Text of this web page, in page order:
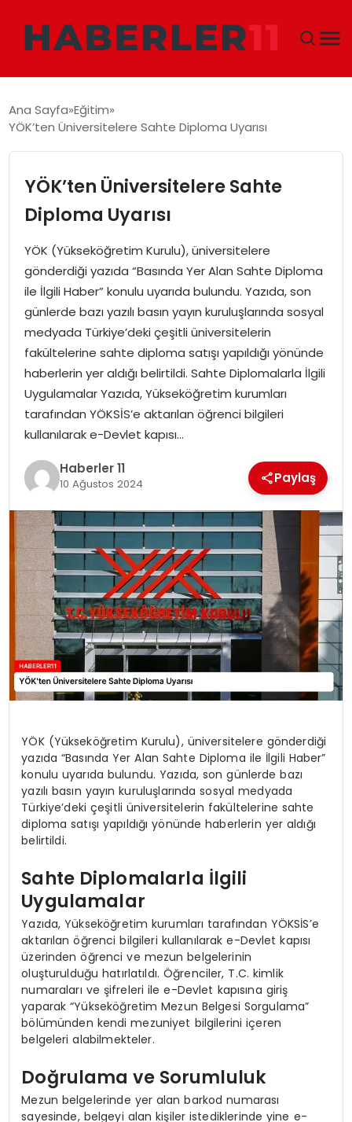
EKONOMI
SIYASET
TEKNOLOJI
EĞITIM
MAGAZIN
Ana Sayfa Eğitim
YÖK’ten Üniversitelere Sahte Diploma Uyarısı
YÖK’ten Üniversitelere Sahte
Diploma Uyarısı
YÖK (Yükseköğretim Kurulu), üniversitelere
gönderdiği yazıda “Basında Yer Alan Sahte Diploma
ile İlgili Haber” konulu uyarıda bulundu. Yazıda, son
günlerde bazı yazılı basın yayın kuruluşlarında sosyal
medyada Türkiye’deki çeşitli üniversitelerin
fakültelerine sahte diploma satışı yapıldığı yönünde
haberlerin yer aldığı belirtildi. Sahte Diplomalarla İlgili
Uygulamalar Yazıda, Yükseköğretim kurumları
tarafından YÖKSİS’e aktarılan öğrenci bilgileri
kullanılarak e-Devlet kapısı…
Haberler 11
10 Ağustos 2024 Paylaş
YÖK (Yükseköğretim Kurulu), üniversitelere gönderdiği
yazıda “Basında Yer Alan Sahte Diploma ile İlgili Haber”
konulu uyarıda bulundu. Yazıda, son günlerde bazı
yazılı basın yayın kuruluşlarında sosyal medyada
Türkiye’deki çeşitli üniversitelerin fakültelerine sahte
diploma satışı yapıldığı yönünde haberlerin yer aldığı
belirtildi.
Sahte Diplomalarla İlgili
Uygulamalar
Yazıda, Yükseköğretim kurumları tarafından YÖKSİS’e
aktarılan öğrenci bilgileri kullanılarak e-Devlet kapısı
üzerinden öğrenci ve mezun belgelerinin
oluşturulduğu hatırlatıldı. Öğrenciler, T.C. kimlik
numaraları ve şifreleri ile e-Devlet kapısına giriş
yaparak “Yükseköğretim Mezun Belgesi Sorgulama”
bölümünden kendi mezuniyet bilgilerini içeren
belgeleri alabilmekteler.
Doğrulama ve Sorumluluk
Mezun belgelerinde yer alan barkod numarası
sayesinde, belgeyi alan kişiler istediklerinde yine e-